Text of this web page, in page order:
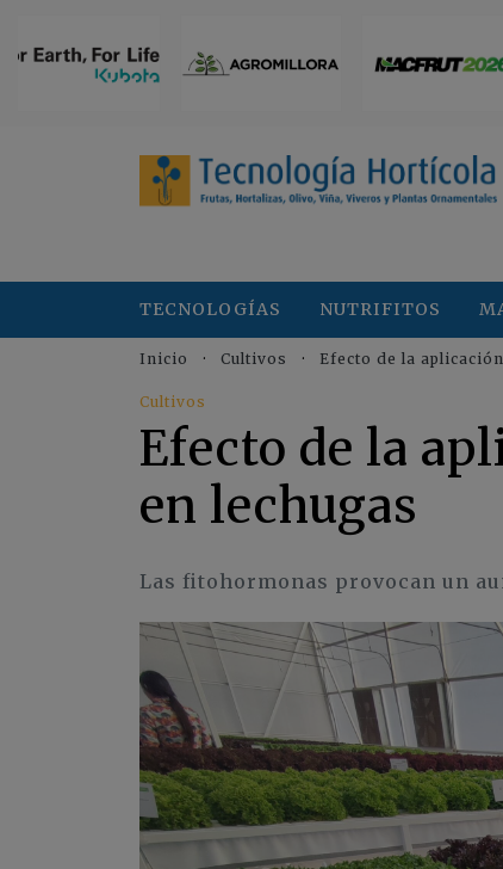
TECNOLOGÍAS NUTRIFITOS
Inicio Cultivos Efecto de la
Cultivos
Efecto de la
en lechugas
Las fitohormonas provocan un